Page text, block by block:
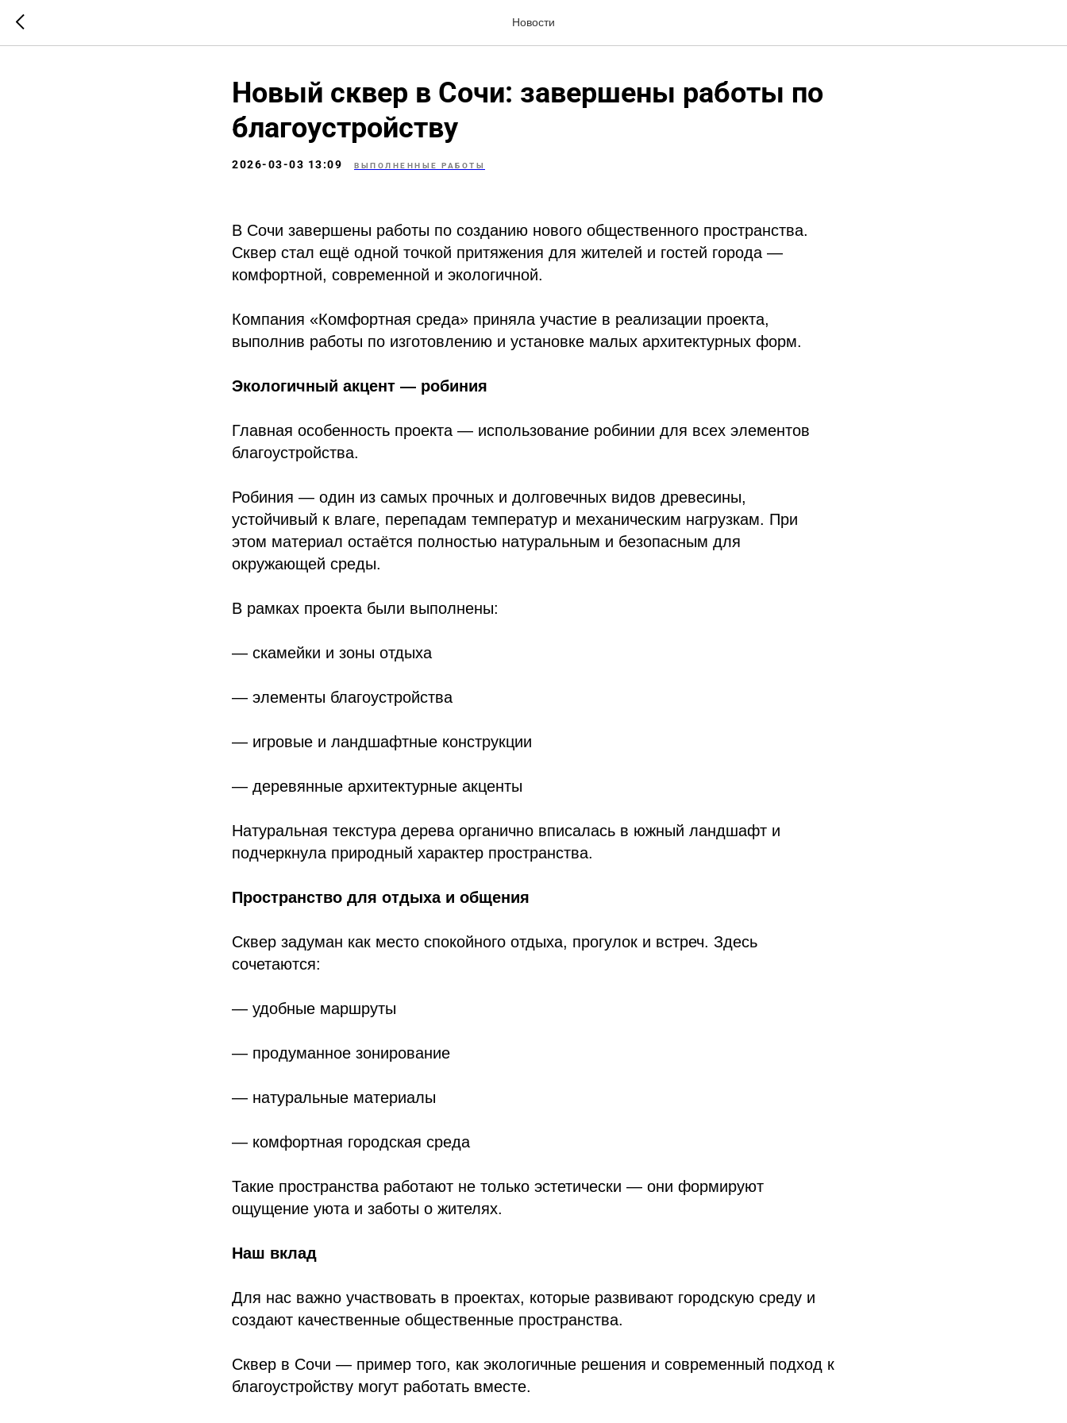
Новости
Новый сквер в Сочи: завершены работы по
благоустройству
2026-03-03 13:09 ВЫПОЛНЕННЫЕ РАБОТЫ
В Сочи завершены работы по созданию нового общественного пространства.
Сквер стал ещё одной точкой притяжения для жителей и гостей города —
комфортной, современной и экологичной.
Компания «Комфортная среда» приняла участие в реализации проекта,
выполнив работы по изготовлению и установке малых архитектурных форм.
Экологичный акцент — робиния
Главная особенность проекта — использование робинии для всех элементов
благоустройства.
Робиния — один из самых прочных и долговечных видов древесины,
устойчивый к влаге, перепадам температур и механическим нагрузкам. При
этом материал остаётся полностью натуральным и безопасным для
окружающей среды.
В рамках проекта были выполнены:
— скамейки и зоны отдыха
— элементы благоустройства
— игровые и ландшафтные конструкции
— деревянные архитектурные акценты
Натуральная текстура дерева органично вписалась в южный ландшафт и
подчеркнула природный характер пространства.
Пространство для отдыха и общения
Сквер задуман как место спокойного отдыха, прогулок и встреч. Здесь
сочетаются:
— удобные маршруты
— продуманное зонирование
— натуральные материалы
— комфортная городская среда
Такие пространства работают не только эстетически — они формируют
ощущение уюта и заботы о жителях.
Наш вклад
Для нас важно участвовать в проектах, которые развивают городскую среду и
создают качественные общественные пространства.
Сквер в Сочи — пример того, как экологичные решения и современный подход к
благоустройству могут работать вместе.